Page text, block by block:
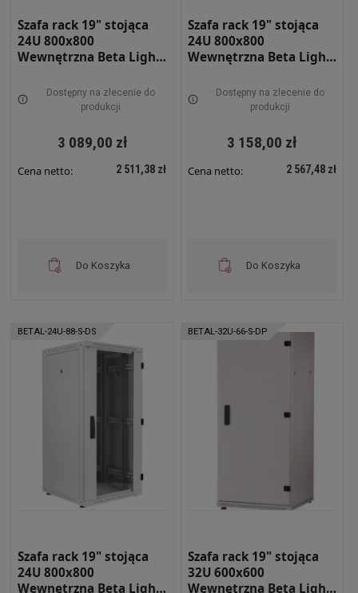
Szafa rack 19" stojąca
24U 800x800
Wewnętrzna Beta Light
Dostępny na zlecenie do
produkcji
3 089,00 zł
Cena netto: 2 511,38 zł
Do Koszyka
Szafa rack 19" stojąca
24U 800x800
Wewnętrzna Beta Light
Dostępny na zlecenie do
produkcji
3 158,00 zł
Cena netto: 2 567,48 zł
Do Koszyka
BETAL-24U-88-S-DS
Szafa rack 19" stojąca
24U 800x800
Wewnętrzna Beta Light
BETAL-32U-66-S-DP
Szafa rack 19" stojąca
32U 600x600
Wewnętrzna Beta Light